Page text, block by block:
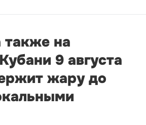
также на
9 августа
жару до